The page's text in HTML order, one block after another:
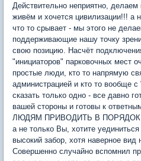
Действительно неприятно,
живём и хочется цивилизации!!! а
что то срывает - мы этого не
поддерживающие нашу точку
свою позицию. Насчёт
"инициаторов" парковочных мест
простые люди, кто то напрямую
администрацией и кто то вообще
сказать только одно - все давно
вашей стороны и готовы к
ЛЮДЯМ ПРИВОДИТЬ В
а не только Вы, хотите
высокий забор, хотя наверное вид
Совершенно случайно вспомнил